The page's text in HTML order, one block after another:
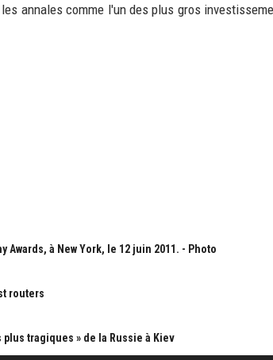
annales comme l'un des plus gros
à New York, le 12 juin 2011. - Photo
routers
tragiques » de la Russie à Kiev